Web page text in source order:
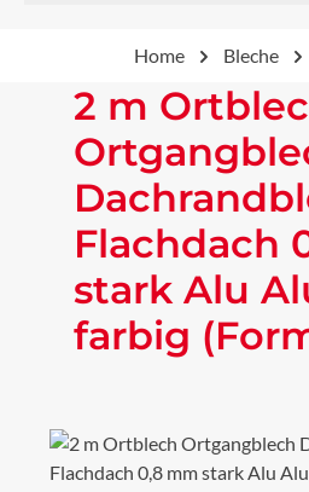
Home Bleche
2 m
Flachdach
stark Alu
farbig
Bildergalerie überspringen